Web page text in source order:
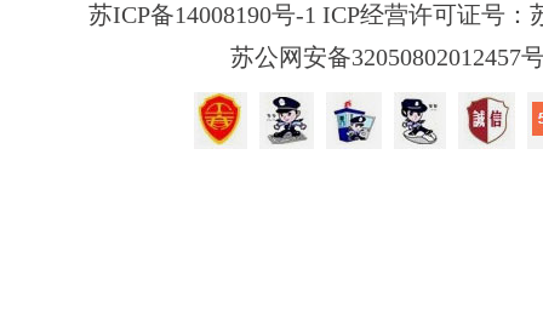
苏ICP备14008190号-1 ICP经营许可证号：
苏公网安备32050802012457